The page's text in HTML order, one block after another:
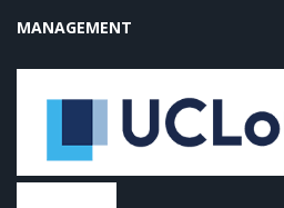
MANAGEMENT